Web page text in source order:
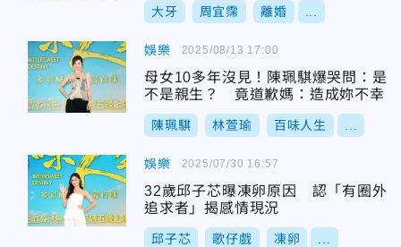
大牙 周宜霈 離婚
娛樂
母女10多年沒見！陳珮騏爆哭問：是
不是親生？ 竟道歉媽：造成妳不幸
陳珮騏 林萱瑜 百味人生
2025/08/13 17:00
娛樂
32歲邱子芯曝凍卵原因 認「有圈外
追求者」揭感情現況
邱子芯 歌仔戲 凍卵
2025/07/30 16:57